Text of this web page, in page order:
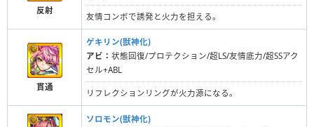
反射
友情コンボで誘発と火力を担える。
貫通
ゲキリン(獣神化)
アビ： 状態回復/プロテクション/超LS/友情底力/超SSアク
セル+ABL
リフレクションリングが火力源になる。
ソロモン(獣神化)